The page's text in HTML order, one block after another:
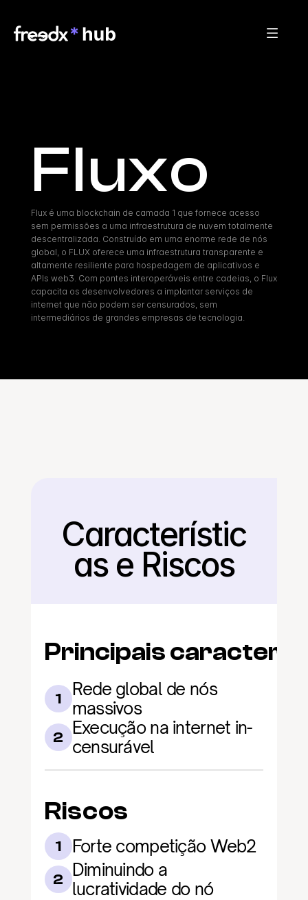
Fluxo
Flux é uma blockchain de camada 1 que fornece acesso
sem permissões a uma infraestrutura de nuvem totalmente
descentralizada. Construído em uma enorme rede de nós
global, o FLUX oferece uma infraestrutura transparente e
altamente resiliente para hospedagem de aplicativos e
APIs web3. Com pontes interoperáveis entre cadeias, o Flux
capacita os desenvolvedores a implantar serviços de
internet que não podem ser censurados, sem
intermediários de grandes empresas de tecnologia.
Voltar
Característic
as e Riscos
Principais
1
Rede global de nós
massivos
2 Execução na internet in-
censurável
Riscos
1 Forte competição Web2
2 Diminuindo a
lucratividade do nó